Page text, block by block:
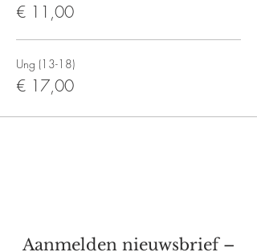
€ 11,00
Ung (13-18)
€ 17,00
Aanmelden nieuwsbrief –